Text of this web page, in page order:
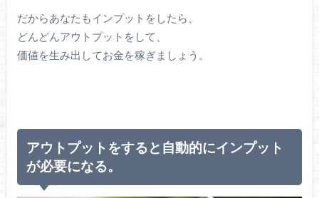
だからあなたもインプットをしたら、
どんどんアウトプットをして、
価値を生み出してお金を稼ぎましょう。
アウトプットをすると自動的にインプット
が必要になる。